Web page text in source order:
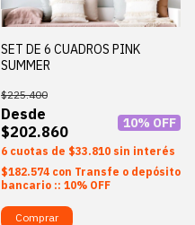
SET DE 6 CUADROS PINK
SUMMER
$202.860
$225.400
10% OFF
6 $33.810 sin interés
$182.574 con Transfe o depósito
bancario :: 10% OFF
Comprar